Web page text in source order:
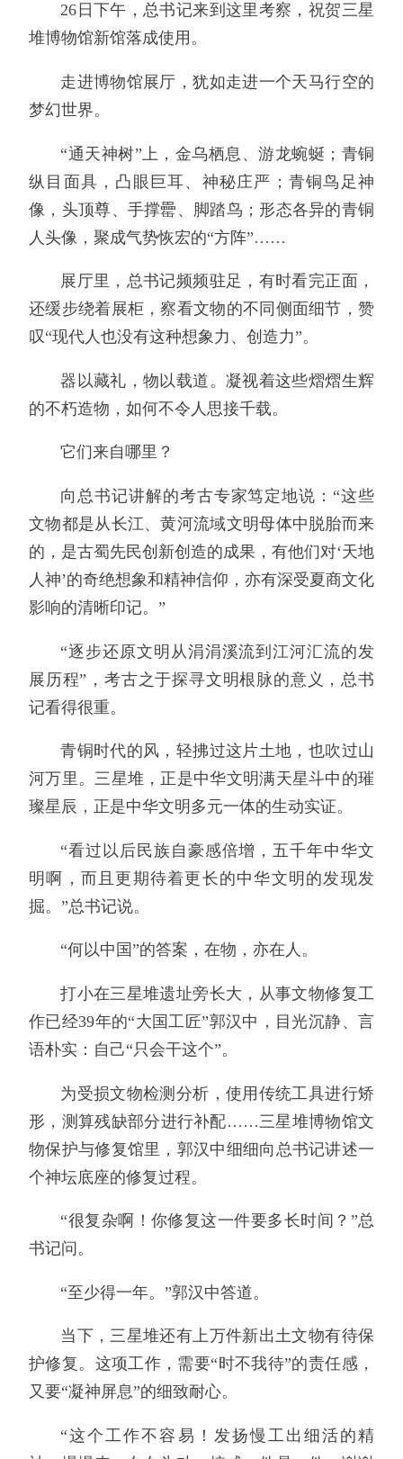
26日下午，总书记来到这里考察，祝贺三星
堆博物馆新馆落成使用。
走进博物馆展厅，犹如走进一个天马行空的
梦幻世界。
“通天神树”上，金乌栖息、游龙蜿蜒；青铜
纵目面具，凸眼巨耳、神秘庄严；青铜鸟足神
像，头顶尊、手撑罍、脚踏鸟；形态各异的青铜
人头像，聚成气势恢宏的“方阵”……
展厅里，总书记频频驻足，有时看完正面，
还缓步绕着展柜，察看文物的不同侧面细节，赞
叹“现代人也没有这种想象力、创造力”。
器以藏礼，物以载道。凝视着这些熠熠生辉
的不朽造物，如何不令人思接千载。
它们来自哪里？
向总书记讲解的考古专家笃定地说：“这些
文物都是从长江、黄河流域文明母体中脱胎而来
的，是古蜀先民创新创造的成果，有他们对‘天地
人神’的奇绝想象和精神信仰，亦有深受夏商文化
影响的清晰印记。”
“逐步还原文明从涓涓溪流到江河汇流的发
展历程”，考古之于探寻文明根脉的意义，总书
记看得很重。
青铜时代的风，轻拂过这片土地，也吹过山
河万里。三星堆，正是中华文明满天星斗中的璀
璨星辰，正是中华文明多元一体的生动实证。
“看过以后民族自豪感倍增，五千年中华文
明啊，而且更期待着更长的中华文明的发现发
掘。”总书记说。
“何以中国”的答案，在物，亦在人。
打小在三星堆遗址旁长大，从事文物修复工
作已经39年的“大国工匠”郭汉中，目光沉静、言
语朴实：自己“只会干这个”。
为受损文物检测分析，使用传统工具进行矫
形，测算残缺部分进行补配……三星堆博物馆文
物保护与修复馆里，郭汉中细细向总书记讲述一
个神坛底座的修复过程。
“很复杂啊！你修复这一件要多长时间？”总
书记问。
“至少得一年。”郭汉中答道。
当下，三星堆还有上万件新出土文物有待保
护修复。这项工作，需要“时不我待”的责任感，
又要“凝神屏息”的细致耐心。
“这个工作不容易！发扬慢工出细活的精